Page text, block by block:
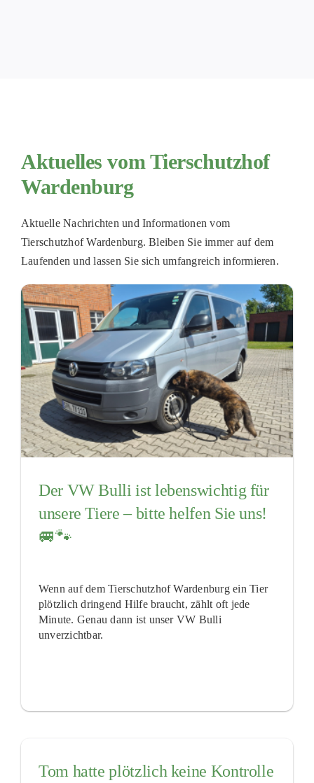
Aktuelles vom Tierschutzhof
Wardenburg
Aktuelle Nachrichten und Informationen vom
Tierschutzhof Wardenburg. Bleiben Sie immer auf dem
Laufenden und lassen Sie sich umfangreich informieren.
Der VW Bulli ist lebenswichtig für
unsere Tiere – bitte helfen Sie uns!
🚐🐾
Wenn auf dem Tierschutzhof Wardenburg ein Tier
plötzlich dringend Hilfe braucht, zählt oft jede
Minute. Genau dann ist unser VW Bulli
unverzichtbar.
Tom hatte plötzlich keine Kontrolle